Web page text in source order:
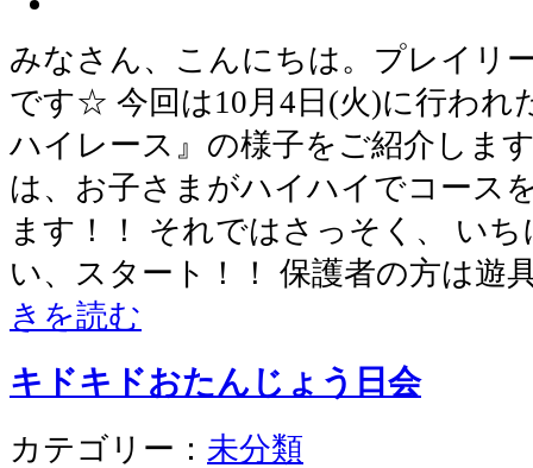
みなさん、こんにちは。プレイリ
です☆ 今回は10月4日(火)に行われ
ハイレース』の様子をご紹介しま
は、お子さまがハイハイでコース
ます！！ それではさっそく、 い
い、スタート！！ 保護者の方は遊
きを読む
キドキドおたんじょう日会
カテゴリー： 未分類